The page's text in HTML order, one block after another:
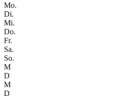
Mo.
Di.
Mi.
Do.
Fr.
Sa.
So.
M
D
M
D